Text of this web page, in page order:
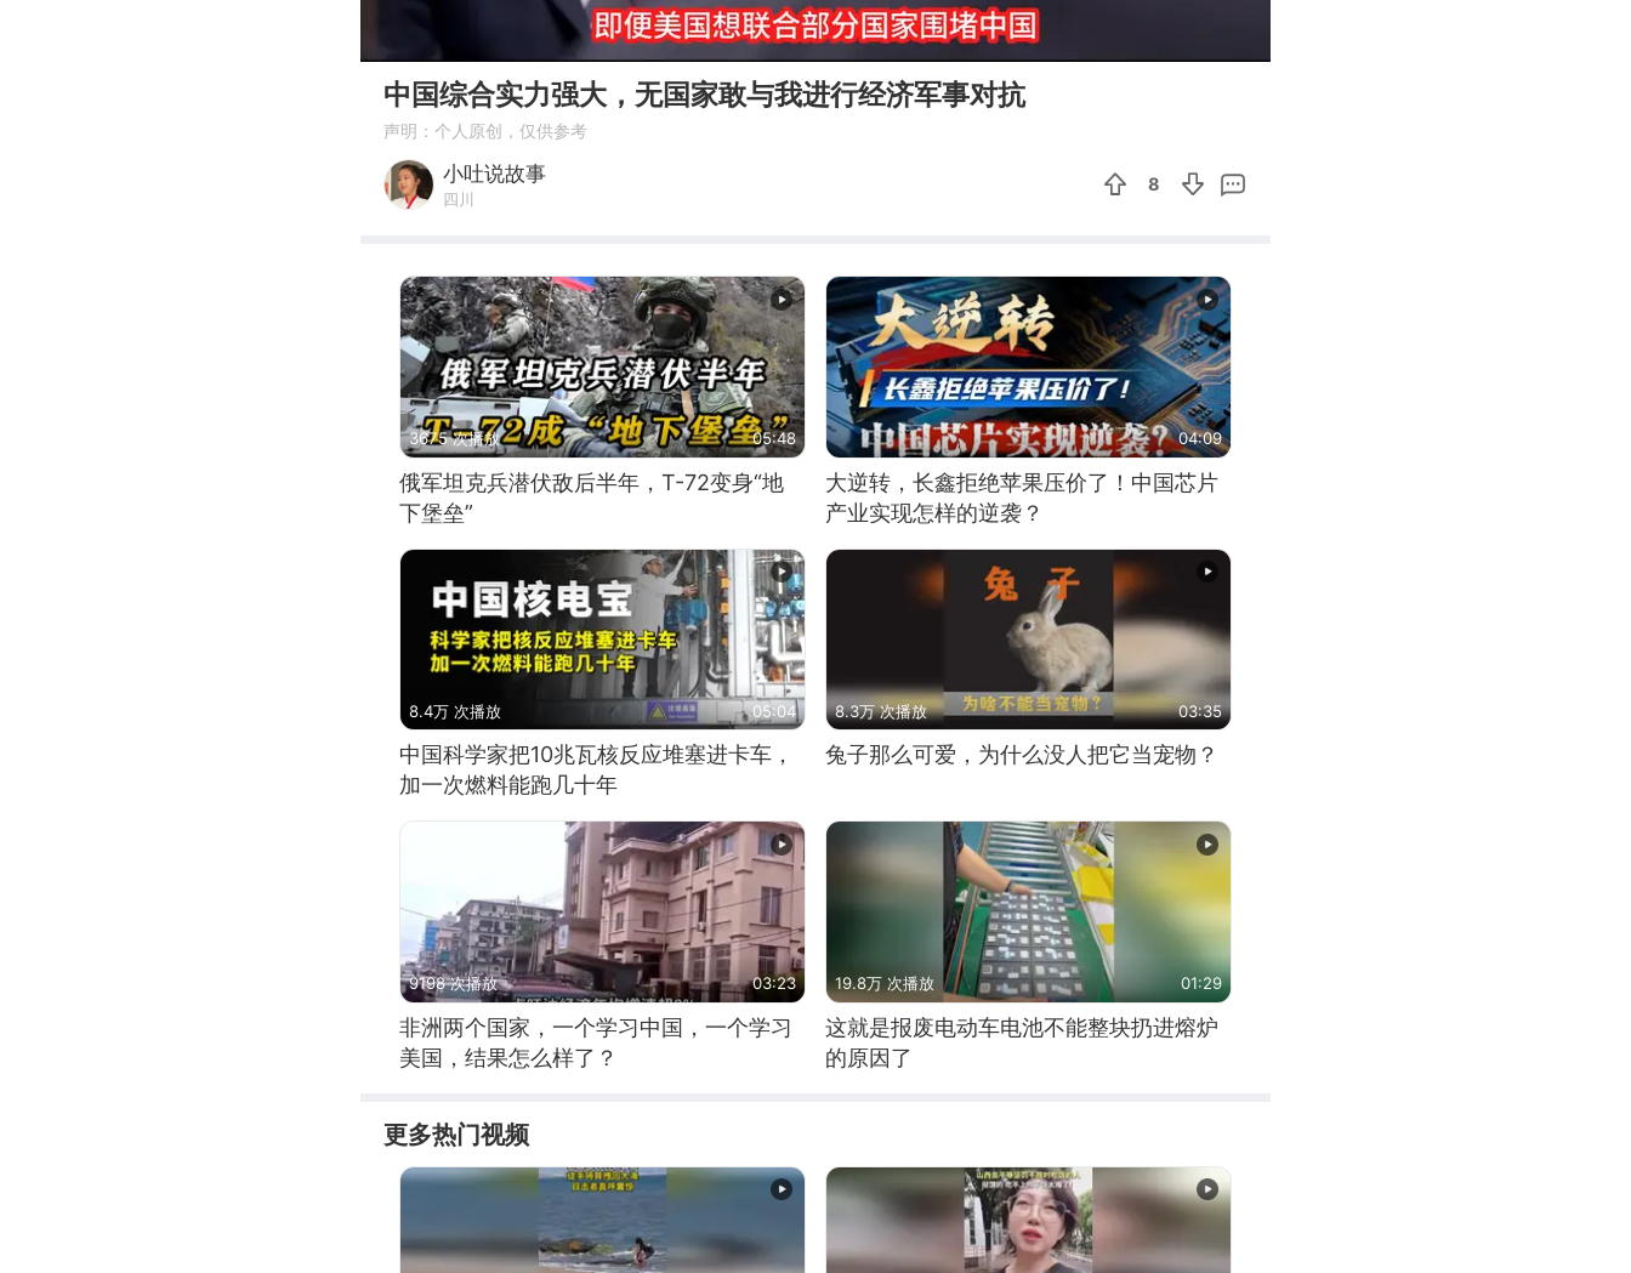
中国综合实力强大，无国家敢与我进行经济军事对抗
声明：个人原创，仅供参考
小吐说故事
四川
8
3675 次播放 05:48
俄军坦克兵潜伏敌后半年，T-72变身“地
下堡垒”
04:09
大逆转，长鑫拒绝苹果压价了！中国芯片
产业实现怎样的逆袭？
8.4万 次播放 05:04
中国科学家把10兆瓦核反应堆塞进卡车，
加一次燃料能跑几十年
8.3万 次播放 03:35
兔子那么可爱，为什么没人把它当宠物？
9198 次播放 03:23
非洲两个国家，一个学习中国，一个学习
美国，结果怎么样了？
19.8万 次播放 01:29
这就是报废电动车电池不能整块扔进熔炉
的原因了
更多热门视频